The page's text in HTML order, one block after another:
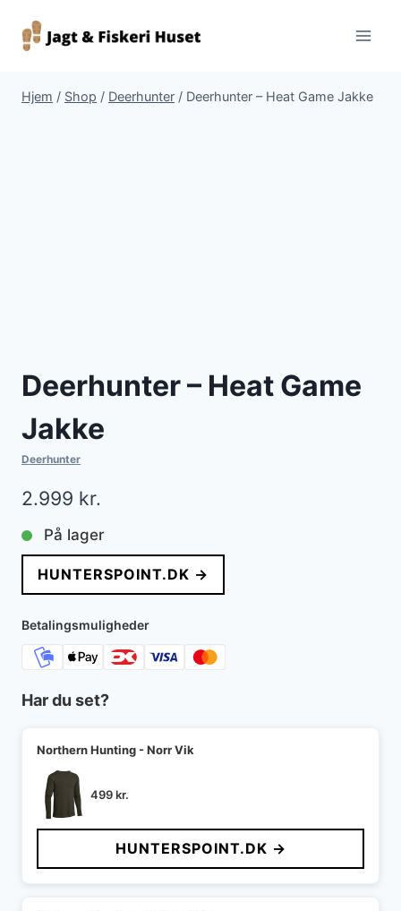
Hjem / Shop / Deerhunter / Deerhunter – Heat Game Jakke
Deerhunter – Heat Game
Jakke
Deerhunter
2.999 kr.
På lager
HUNTERSPOINT.DK →
Betalingsmuligheder
Har du set?
Northern Hunting - Norr Vik
499kr.
HUNTERSPOINT.DK →